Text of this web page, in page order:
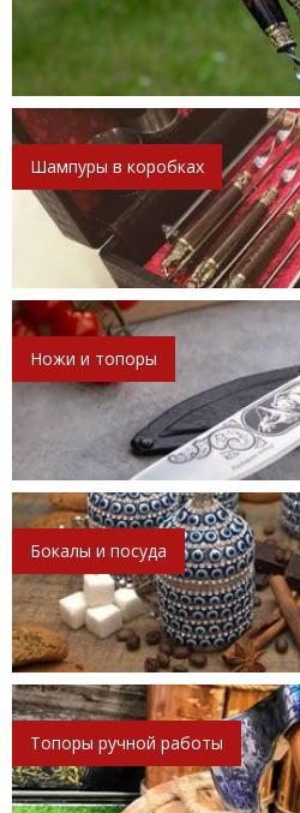
Шампуры в коробках
Ножи и топоры
Бокалы и посуда
Топоры ручной работы